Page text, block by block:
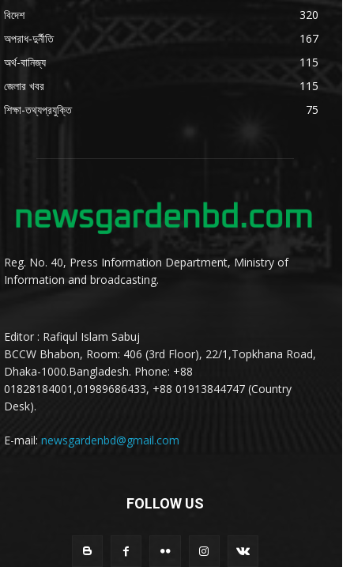
বিদেশ
320
অপরাধ-দুর্নীতি
167
অর্থ-বানিজ্য
115
জেলার খবর
115
শিক্ষা-তথ্যপ্রযুক্তি
75
Reg. No. 40, Press Information Department, Ministry of
Information and broadcasting.
Editor : Rafiqul Islam Sabuj
BCCW Bhabon, Room: 406 (3rd Floor), 22/1,Topkhana Road,
Dhaka-1000.Bangladesh. Phone: +88
01828184001,01989686433, +88 01913844747 (Country
Desk).
E-mail: newsgardenbd@gmail.com
FOLLOW US